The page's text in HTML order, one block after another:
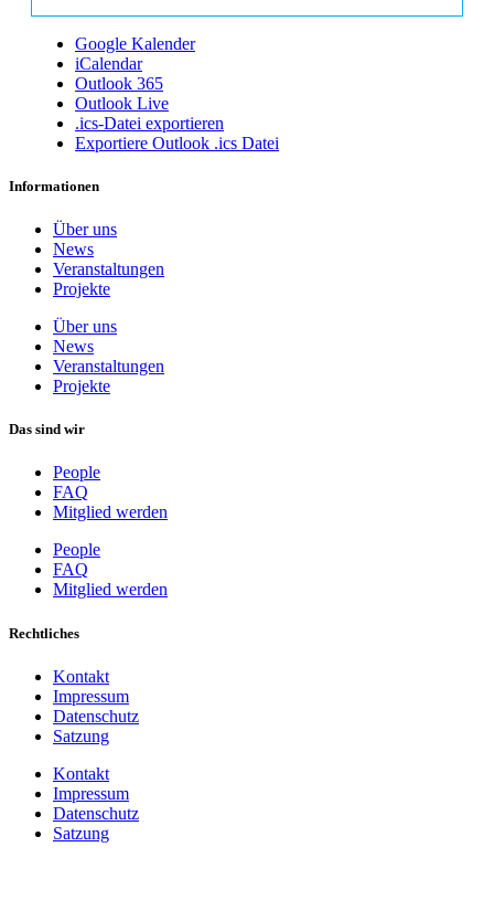
Google Kalender
iCalendar
Outlook 365
Outlook Live
.ics-Datei exportieren
Exportiere Outlook .ics Datei
Informationen
Über uns
News
Veranstaltungen
Projekte
Über uns
News
Veranstaltungen
Projekte
Das sind wir
People
FAQ
Mitglied werden
People
FAQ
Mitglied werden
Rechtliches
Kontakt
Impressum
Datenschutz
Satzung
Kontakt
Impressum
Datenschutz
Satzung